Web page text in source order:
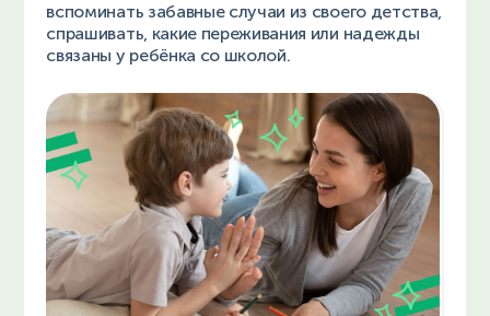
вспоминать забавные случаи из своего детства,
спрашивать, какие переживания или надежды
связаны у ребёнка со школой.